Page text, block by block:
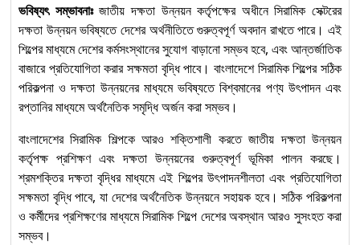
ভবিষ্যৎ সম্ভাবনাঃজাতীয় দক্ষতা উন্নয়ন কর্তৃপক্ষের অধীনে সিরামিক সেক্টরের
দক্ষতা উন্নয়ন ভবিষ্যতে দেশের অর্থনীতিতে গুরুত্বপূর্ণ অবদান রাখতে পারে। এই
শিল্পের মাধ্যমে দেশের কর্মসংস্থানের সুযোগ বাড়ানো সম্ভব হবে, এবং আন্তর্জাতিক
বাজারে প্রতিযোগিতা করার সক্ষমতা বৃদ্ধি পাবে। বাংলাদেশে সিরামিক শিল্পের সঠিক
পরিকল্পনা ও দক্ষতা উন্নয়নের মাধ্যমে ভবিষ্যতে বিশ্বমানের পণ্য উৎপাদন এবং
রপ্তানির মাধ্যমে অর্থনৈতিক সমৃদ্ধি অর্জন করা সম্ভব।
বাংলাদেশের সিরামিক শিল্পকে আরও শক্তিশালী করতে জাতীয় দক্ষতা উন্নয়ন
কর্তৃপক্ষ প্রশিক্ষণ এবং দক্ষতা উন্নয়নের গুরুত্বপূর্ণ ভূমিকা পালন করছে।
শ্রমশক্তির দক্ষতা বৃদ্ধির মাধ্যমে এই শিল্পের উৎপাদনশীলতা এবং প্রতিযোগিতা
সক্ষমতা বৃদ্ধি পাবে, যা দেশের অর্থনৈতিক উন্নয়নে সহায়ক হবে। সঠিক পরিকল্পনা
ও কর্মীদের প্রশিক্ষণের মাধ্যমে সিরামিক শিল্পে দেশের অবস্থান আরও সুসংহত করা
সম্ভব।